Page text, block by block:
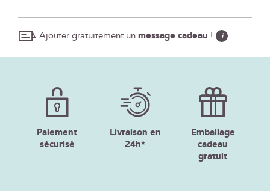
Ajouter gratuitement unmessage cadeau ! i
Paiement
sécurisé
Livraison en
24h*
Emballage
cadeau
gratuit